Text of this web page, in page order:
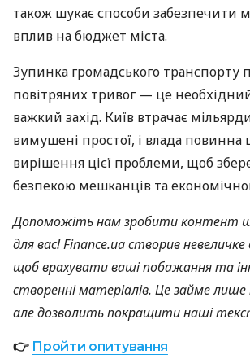
також шукає способи забезпечити
вплив на бюджет міста.
Зупинка громадського транспорту
повітряних тривог — це
важкий захід. Київ втрачає
вимушені простої, і влада повинна
вирішення цієї проблеми, щоб
безпекою мешканців та
Допоможіть нам зробити контент
для вас! Finance.ua створив
щоб врахувати ваші побажання та
створенні матеріалів. Це займе лише
але дозволить покращити наші
👉 Пройти опитування